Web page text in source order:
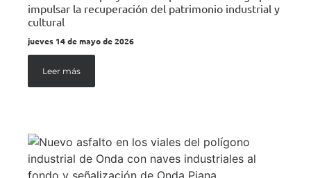
impulsar la recuperación del patrimonio industrial y
cultural
jueves 14 de mayo de 2026
Leer más